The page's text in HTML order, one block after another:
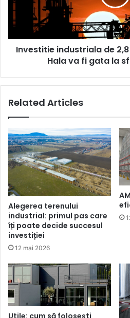
euro
Prahova.
Hala
anului
Investitie industriala de
Hala va fi gata la
Related Articles
Alegerea terenului
industrial: primul pas care
îți poate decide succesul
investiției
12 mai 2026